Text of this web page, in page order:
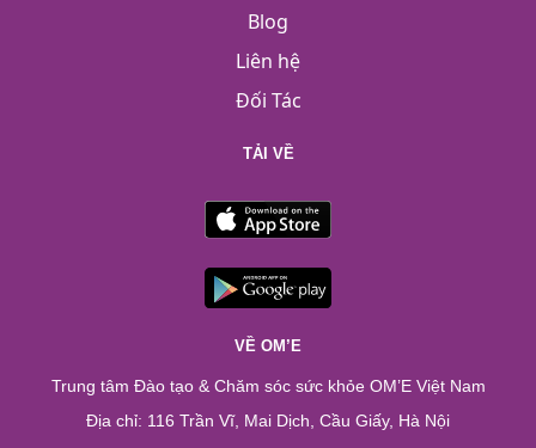
Blog
Liên hệ
Đối Tác
TẢI VỀ
VỀ OM’E
Trung tâm Đào tạo & Chăm sóc sức khỏe OM’E Việt Nam
Địa chỉ: 116 Trần Vĩ, Mai Dịch, Cầu Giấy, Hà Nội